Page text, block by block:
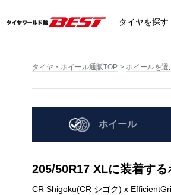
タイヤを探す
タイヤ・ホイール通販TOP ホイールを選
ホイール
205/50R17 XLに装着す
CR Shigoku(CR シゴク) x